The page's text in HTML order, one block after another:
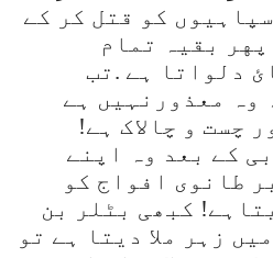
کی مدد سے جیل کے 5 سپاہیوں کو قتل کر کے
بقیہ تمام
دلواتا ہے .تب
وہ معذورنہیں ہے
چست و چالاک ہے!
کے بعد وہ اپنے
طانوی افواج کو
کبھی بٹلر بن
زہر ملا دیتا ہے تو